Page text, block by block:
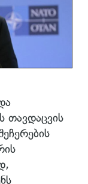
თავდაცვის